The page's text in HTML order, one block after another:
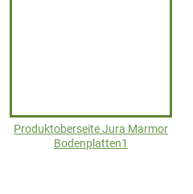
Produktoberseite Jura Marmor
Bodenplatten1